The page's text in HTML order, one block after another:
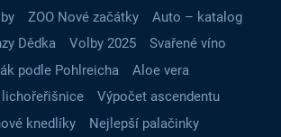
ZOO Nové začátky
Auto – katalog
Dědka
Volby 2025
Svařené víno
podle Pohlreicha
Aloe vera
lichořeřišnice
Výpočet ascendentu
knedlíky
Nejlepší palačinky